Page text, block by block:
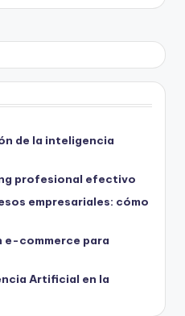
de la inteligencia
profesional efectivo
empresariales: cómo
e-commerce para
Artificial en la